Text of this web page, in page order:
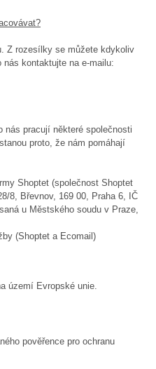
Z rozesílky se můžete kdykoliv
kontaktujte na e-mailu:
nás pracují některé společnosti
proto, že nám pomáhají
Shoptet (společnost Shoptet
8, Břevnov, 169 00, Praha 6, IČ
u Městského soudu v Praze,
(Shoptet a Ecomail)
území Evropské unie.
pověřence pro ochranu